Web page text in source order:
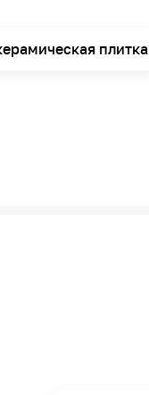
плитка